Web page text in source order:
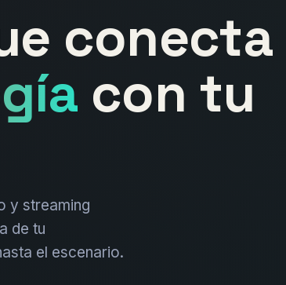
conecta
con tu
y streaming
de tu
el escenario.